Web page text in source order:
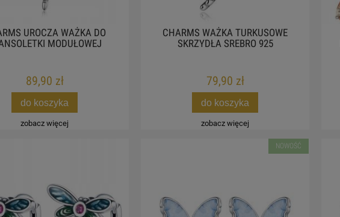
UROCZA WAŻKA DO
MODUŁOWEJ
89,90 zł
do koszyka
zobacz więcej
CHARMS WAŻKA TURKUSOWE
SKRZYDŁA SREBRO 925
79,90 zł
do koszyka
zobacz więcej
NOWOŚĆ